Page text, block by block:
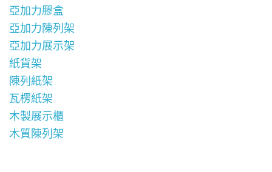
亞加力膠盒
亞加力陳列架
亞加力展示架
紙貨架
陳列紙架
瓦楞紙架
木製展示櫃
木質陳列架